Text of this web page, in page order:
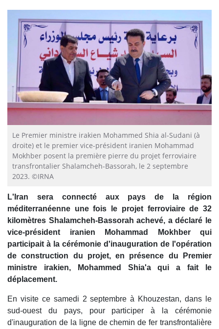
Le Premier ministre irakien Mohammed Shia al-Sudani (à
droite) et le premier vice-président iranien Mohammad
Mokhber posent la première pierre du projet ferroviaire
transfrontalier Shalamcheh-Bassorah, le 2 septembre
2023. ©IRNA
L'Iran sera connecté aux pays de la région
méditerranéenne une fois le projet ferroviaire de 32
kilomètres Shalamcheh-Bassorah achevé, a déclaré le
vice-président iranien Mohammad Mokhber qui
participait à la cérémonie d'inauguration de l'opération
de construction du projet, en présence du Premier
ministre irakien, Mohammed Shia'a qui a fait le
déplacement.
En visite ce samedi 2 septembre à Khouzestan, dans le
sud-ouest du pays, pour participer à la cérémonie
d'inauguration de la ligne de chemin de fer transfrontalière